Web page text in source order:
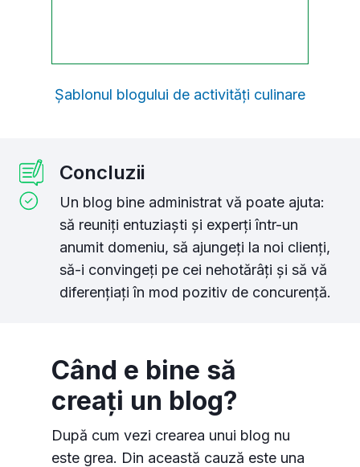
Șablonul blogului de activități culinare
Concluzii
Un blog bine administrat vă poate ajuta:
să reuniți entuziaști și experți într-un
anumit domeniu, să ajungeți la noi clienți,
să-i convingeți pe cei nehotărâți și să vă
diferențiați în mod pozitiv de concurență.
Când e bine să
creați un blog?
După cum vezi crearea unui blog nu
este grea. Din această cauză este una